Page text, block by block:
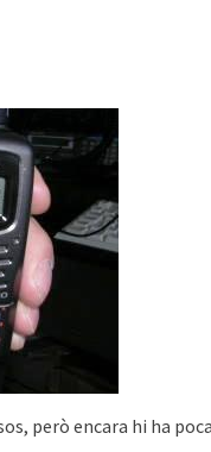
però encara hi ha